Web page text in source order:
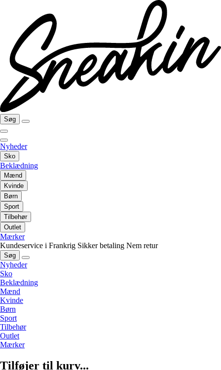
Søg
Nyheder
Sko
Beklædning
Mænd
Kvinde
Børn
Sport
Tilbehør
Outlet
Mærker
Kundeservice i Frankrig Sikker betaling Nem retur
Søg
Nyheder
Sko
Beklædning
Mænd
Kvinde
Børn
Sport
Tilbehør
Outlet
Mærker
Tilføjer til kurv...